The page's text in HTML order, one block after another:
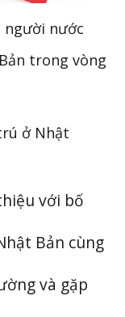
nước
trong vòng
ở Nhật
với bố
Bản cùng
và gặp